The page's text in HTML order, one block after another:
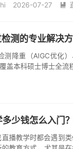
2026-07-27 
测的专业解决
降重（AIGC优化
盖本科硕士博士全流
多少钱怎么入门
播教学时都会遇到